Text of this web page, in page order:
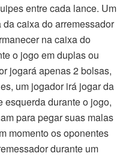
entre cada lance. Um
caixa do arremessador
na caixa do
o jogo em duplas ou
jogará apenas 2 bolsas,
um jogador irá jogar da
esquerda durante o jogo,
para pegar suas malas
momento os oponentes
durante um